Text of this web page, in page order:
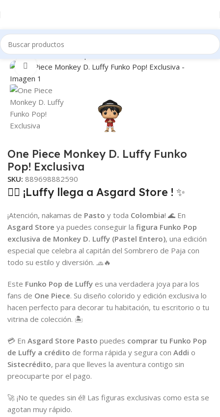
Inicio Tienda Funko Pop Anime
Clic para ampliar
One Piece Monkey D. Luffy Funko
Pop! Exclusiva
SKU: 889698882590
🏴‍☠️ ¡Luffy llega a Asgard Store ! ✨
¡Atención, nakamas de Pasto y toda Colombia! 🌊 En
Asgard Store ya puedes conseguir la figura Funko Pop
exclusiva de Monkey D. Luffy (Pastel Entero), una edición
especial que celebra al capitán del Sombrero de Paja con
todo su estilo y diversión. 🧢🔥
Este Funko Pop de Luffy es una verdadera joya para los
fans de One Piece. Su diseño colorido y edición exclusiva lo
hacen perfecto para decorar tu habitación, tu escritorio o tu
vitrina de colección. 🏝️
💳 En Asgard Store Pasto puedes comprar tu Funko Pop
de Luffy a crédito de forma rápida y segura con Addi o
Sistecrédito, para que lleves la aventura contigo sin
preocuparte por el pago.
🚀 ¡No te quedes sin él! Las figuras exclusivas como esta se
agotan muy rápido.